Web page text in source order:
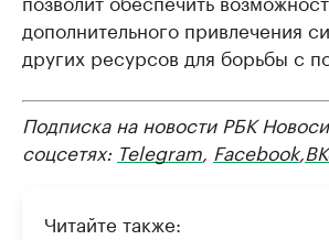
дополнительного привлечения
других ресурсов для борьбы с
Подписка на новости РБК
соцсетях: Telegram Facebook,
Читайте также: